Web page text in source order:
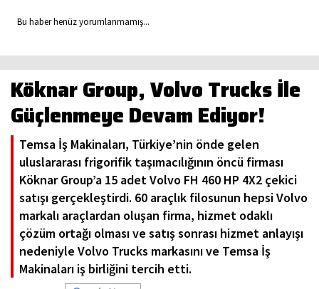
Bu haber henüz yorumlanmamış...
Köknar Group, Volvo Trucks İle
Güçlenmeye Devam Ediyor!
Temsa İş Makinaları, Türkiye’nin önde gelen
uluslararası frigorifik taşımacılığının öncü firması
Köknar Group’a 15 adet Volvo FH 460 HP 4X2 çekici
satışı gerçekleştirdi. 60 araçlık filosunun hepsi Volvo
markalı araçlardan oluşan firma, hizmet odaklı
çözüm ortağı olması ve satış sonrası hizmet anlayışı
nedeniyle Volvo Trucks markasını ve Temsa İş
Makinaları iş birliğini tercih etti.